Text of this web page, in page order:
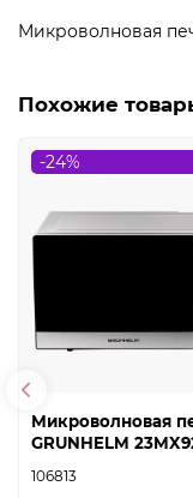
Микроволновая
Похожие
-24%
Микроволновая
GRUNHELM
106813